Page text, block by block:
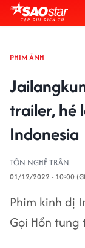
PHIM ẢNH
trailer, hé
Indonesia
TÔN NGHỆ TRÂN
01/12/2022 - 10:00
Phim kinh dị
Gọi Hồn